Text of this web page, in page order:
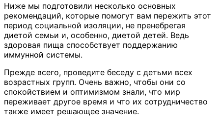
Ниже мы подготовили несколько основных
рекомендаций, которые помогут вам пережить этот
период социальной изоляции, не пренебрегая
диетой семьи и, особенно, диетой детей. Ведь
здоровая пища способствует поддержанию
иммунной системы.
Прежде всего, проведите беседу с детьми всех
возрастных групп. Очень важно, чтобы они со
спокойствием и оптимизмом знали, что мир
переживает другое время и что их сотрудничество
также имеет решающее значение.